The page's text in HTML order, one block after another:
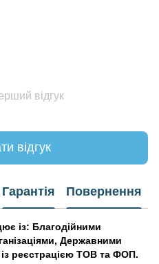
відгук
відгук
Гарантія Повернення
із: Благодійними
Державними
реєстрацією ТОВ та ФОП.